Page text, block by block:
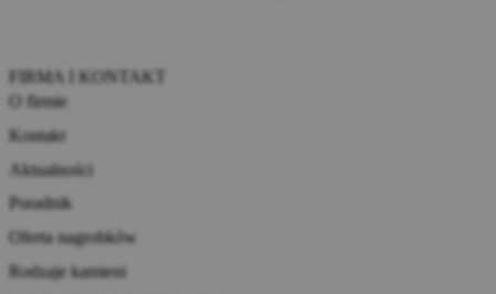
FIRMA I KONTAKT
O firmie
Kontakt
Aktualności
Poradnik
Oferta nagrobków
Rodzaje kamieni